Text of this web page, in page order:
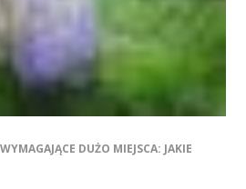
DUŻO MIEJSCA: JAKIE